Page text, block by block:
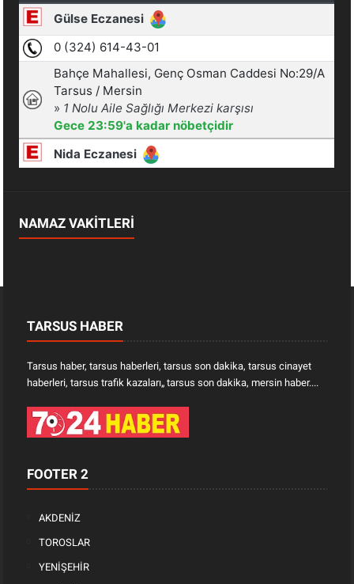
NAMAZ VAKİTLERİ
TARSUS HABER
Tarsus haber, tarsus haberleri, tarsus son dakika, tarsus cinayet
haberleri, tarsus trafik kazaları„ tarsus son dakika, mersin haber....
FOOTER 2
AKDENİZ
TOROSLAR
YENİŞEHİR